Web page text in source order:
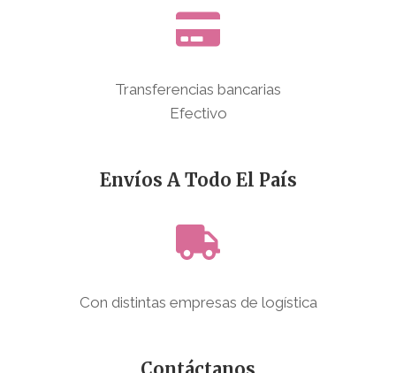
Transferencias bancarias
Efectivo
Envíos A Todo El País
Con distintas empresas de logística